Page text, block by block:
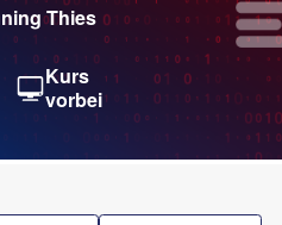
Thies
Kurs
vorbei